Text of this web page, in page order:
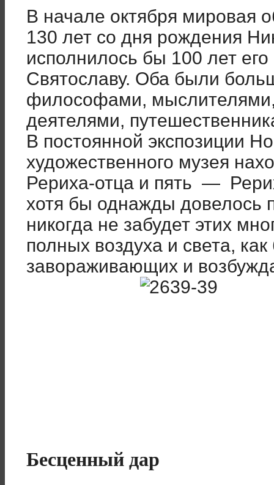
В начале октября мировая
130 лет со дня рождения
исполнилось бы 100 лет
Святославу. Оба были
философами,
деятелями,
В постоянной экспозиции
художественного музея
Рериха-отца и пять —
хотя бы однажды довелось
никогда не забудет этих
полных воздуха и света,
завораживающих и
Бесценный дар